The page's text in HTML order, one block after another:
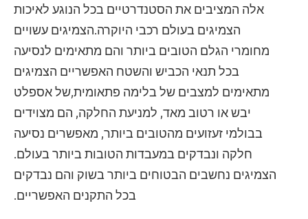
אלה המציבים את הסטנדרטיים בכל הנוגע לאיכות
הצמיגים בעולם רכבי היוקרה.הצמיגים עשויים
מחומרי הגלם הטובים ביותר והם מתאימים לנסיעה
בכל תנאי הכביש והשטח האפשריים הצמיגים
מתאימים למצבים של בלימה פתאומית,של אספלט
יבש או רטוב מאד, למניעת החלקה, הם מצוידים
בבולמי זעזועים מהטובים ביותר, מאפשרים נסיעה
חלקה ונבדקים במעבדות הטובות ביותר בעולם.
הצמיגים נחשבים הבטוחים ביותר בשוק והם נבדקים
בכל התקנים האפשריים.